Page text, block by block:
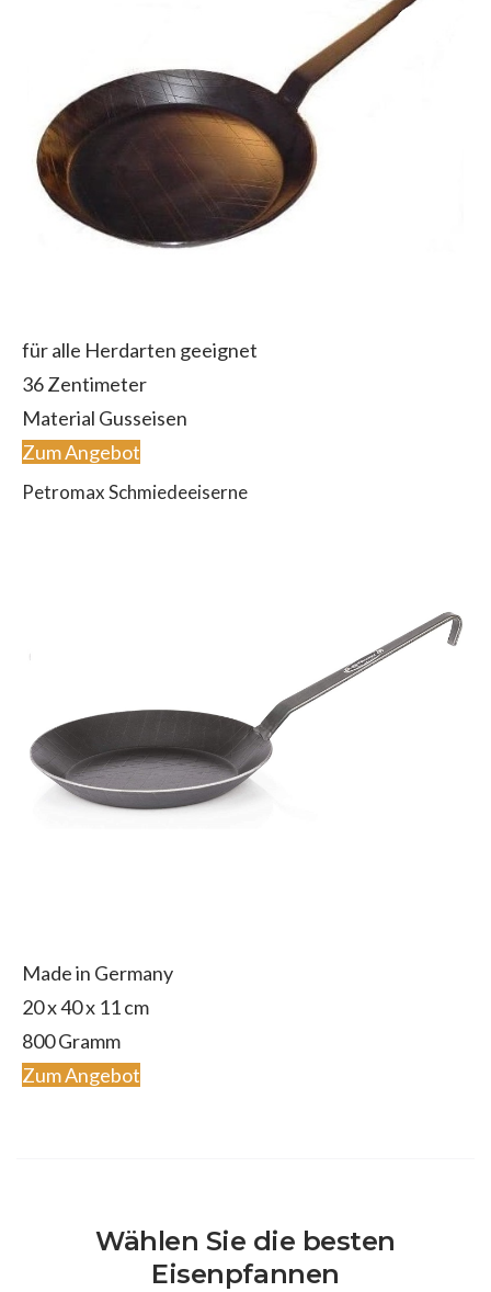
für alle Herdarten geeignet
36 Zentimeter
Material Gusseisen
Zum Angebot
Petromax Schmiedeeiserne
Made in Germany
‎20 x 40 x 11 cm
800 Gramm
Zum Angebot
Wählen Sie die besten
Eisenpfannen